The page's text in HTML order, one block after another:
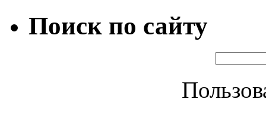
Поиск по сайту